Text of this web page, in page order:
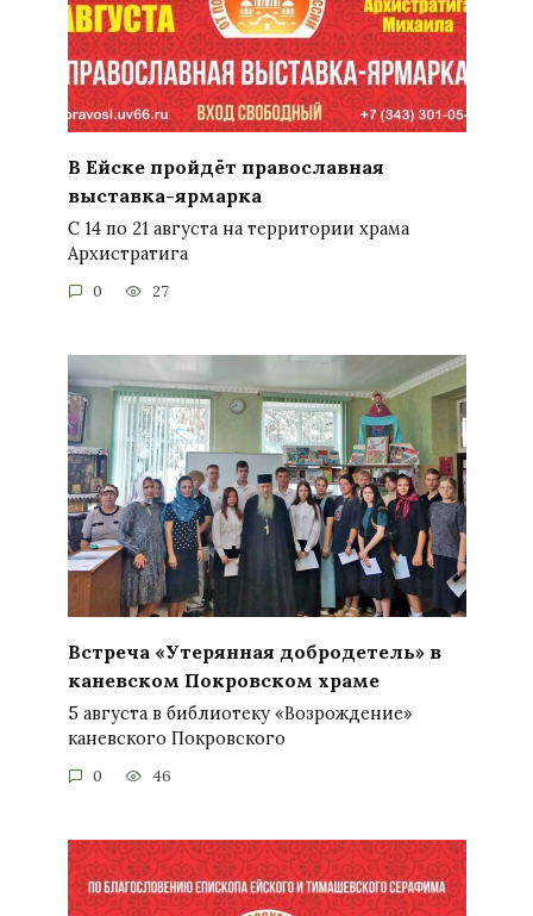
В Ейске пройдёт православная
выставка-ярмарка
С 14 по 21 августа на территории храма
Архистратига
0 27
Встреча «Утерянная добродетель» в
каневском Покровском храме
5 августа в библиотеку «Возрождение»
каневского Покровского
0 46